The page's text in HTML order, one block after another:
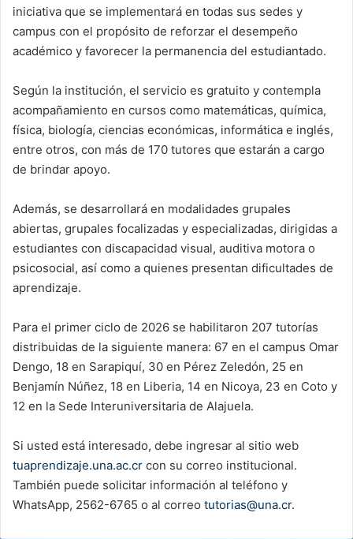
iniciativa que se implementará en todas sus sedes y
campus con el propósito de reforzar el desempeño
académico y favorecer la permanencia del estudiantado.
Según la institución, el servicio es gratuito y contempla
acompañamiento en cursos como matemáticas, química,
física, biología, ciencias económicas, informática e inglés,
entre otros, con más de 170 tutores que estarán a cargo
de brindar apoyo.
Además, se desarrollará en modalidades grupales
abiertas, grupales focalizadas y especializadas, dirigidas a
estudiantes con discapacidad visual, auditiva motora o
psicosocial, así como a quienes presentan dificultades de
aprendizaje.
Para el primer ciclo de 2026 se habilitaron 207 tutorías
distribuidas de la siguiente manera: 67 en el campus Omar
Dengo, 18 en Sarapiquí, 30 en Pérez Zeledón, 25 en
Benjamín Núñez, 18 en Liberia, 14 en Nicoya, 23 en Coto y
12 en la Sede Interuniversitaria de Alajuela.
Si usted está interesado, debe ingresar al sitio web
tuaprendizaje.una.ac.cr con su correo institucional.
También puede solicitar información al teléfono y
WhatsApp, 2562-6765 o al correo tutorias@una.cr.